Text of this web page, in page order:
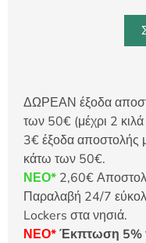
ΔΩΡΕΑΝ έξοδα
των 50€ (μέχρι 2
3€ έξοδα αποστολής
κάτω των 50€.
ΝΕΟ* 2,60€
Παραλαβή 24/7
Lockers στα νησιά.
ΝΕΟ*Έκπτωση 5%